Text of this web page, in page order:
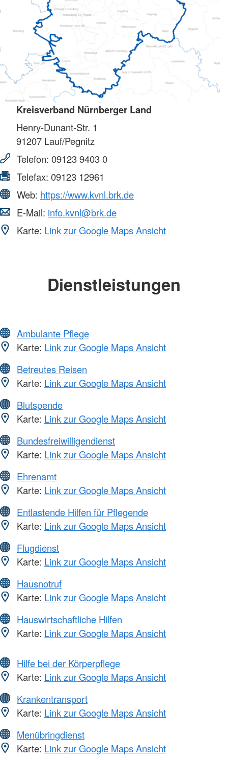
Kreisverband Nürnberger Land
Henry-Dunant-Str. 1
91207 Lauf/Pegnitz
Telefon: 09123 9403 0
Telefax: 09123 12961
Web: https://www.kvnl.brk.de
E-Mail: info.kvnl@brk.de
Karte: Link zur Google Maps Ansicht
Dienstleistungen
Ambulante Pflege
Karte: Link zur Google Maps Ansicht
Betreutes Reisen
Karte: Link zur Google Maps Ansicht
Blutspende
Karte: Link zur Google Maps Ansicht
Bundesfreiwilligendienst
Karte: Link zur Google Maps Ansicht
Ehrenamt
Karte: Link zur Google Maps Ansicht
Entlastende Hilfen für Pflegende
Karte: Link zur Google Maps Ansicht
Flugdienst
Karte: Link zur Google Maps Ansicht
Hausnotruf
Karte: Link zur Google Maps Ansicht
Hauswirtschaftliche Hilfen
Karte: Link zur Google Maps Ansicht
Hilfe bei der Körperpflege
Karte: Link zur Google Maps Ansicht
Krankentransport
Karte: Link zur Google Maps Ansicht
Menübringdienst
Karte: Link zur Google Maps Ansicht